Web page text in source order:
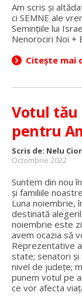
Am scris și
ci SEMNE ale
Semințiile lui
Nenorociri Noi +
Citește mai
Votul
pentru
Scris de: Nelu
Octombrie 2022
Suntem din nou
și familiile
Luna noiembrie,
destinată
noiembrie este
avem ocazia să
Reprezentative
state; senatori și
nivel de județe;
punem votul pe
ce vor afecta